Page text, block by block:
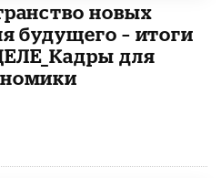
новых
будущего – итоги
для